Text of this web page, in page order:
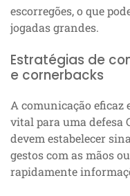
escorregões, o que
jogadas grandes.
Estratégias de
e cornerbacks
A comunicação eficaz
vital para uma defesa
devem estabelecer
gestos com as mãos
rapidamente